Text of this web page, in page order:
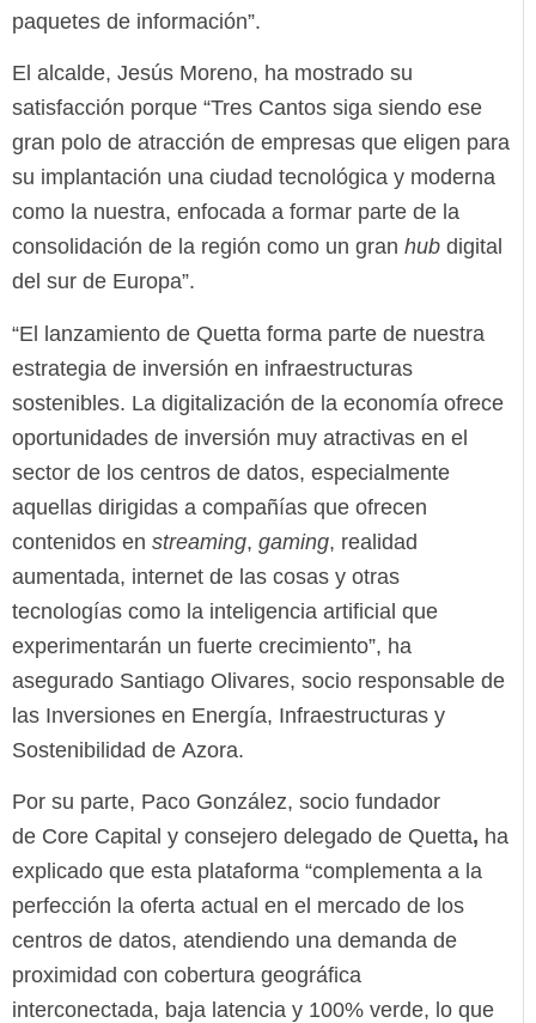
paquetes de información”.
El alcalde, Jesús Moreno, ha mostrado su
satisfacción porque “Tres Cantos siga siendo ese
gran polo de atracción de empresas que eligen para
su implantación una ciudad tecnológica y moderna
como la nuestra, enfocada a formar parte de la
consolidación de la región como un gran hub digital
del sur de Europa”.
“El lanzamiento de Quetta forma parte de nuestra
estrategia de inversión en infraestructuras
sostenibles. La digitalización de la economía ofrece
oportunidades de inversión muy atractivas en el
sector de los centros de datos, especialmente
aquellas dirigidas a compañías que ofrecen
contenidos en streaming, gaming, realidad
aumentada, internet de las cosas y otras
tecnologías como la inteligencia artificial que
experimentarán un fuerte crecimiento”, ha
asegurado Santiago Olivares, socio responsable de
las Inversiones en Energía, Infraestructuras y
Sostenibilidad de Azora.
Por su parte, Paco González, socio fundador
de Core Capital y consejero delegado de Quetta, ha
explicado que esta plataforma “complementa a la
perfección la oferta actual en el mercado de los
centros de datos, atendiendo una demanda de
proximidad con cobertura geográfica
interconectada, baja latencia y 100% verde, lo que